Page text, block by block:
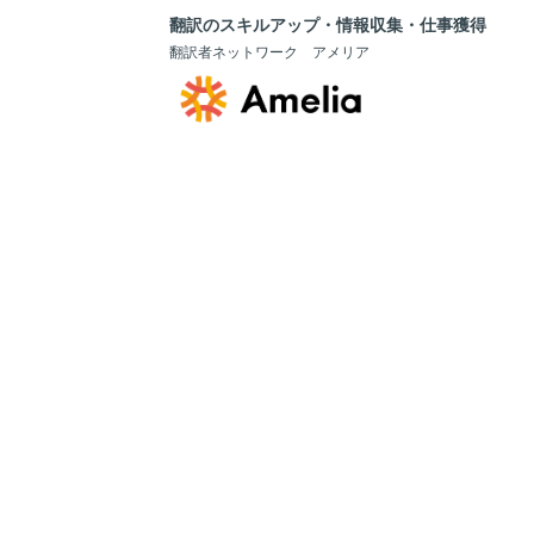
翻訳のスキルアップ・情報収集・仕事獲得
翻訳者ネットワーク アメリア